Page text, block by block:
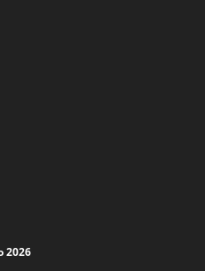
2026